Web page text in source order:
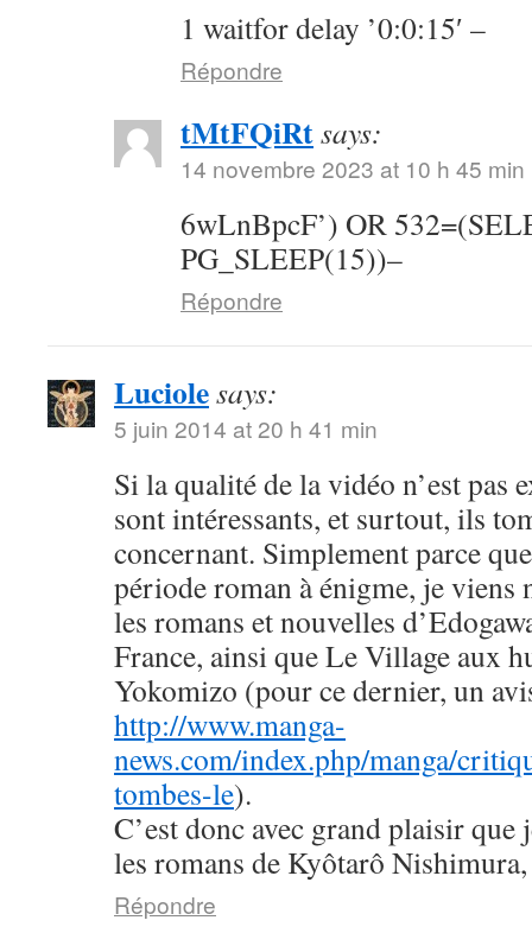
1 waitfor delay ’0:0:15′ –
Répondre
tMtFQiRtsays:
14 novembre 2023 at 10 h 45 min
6wLnBpcF’) OR
PG_SLEEP(15))–
Répondre
Luciolesays:
5 juin 2014 at 20 h 41 min
Si la qualité de la vidéo n’est pas
sont intéressants, et surtout, ils
concernant. Simplement parce
période roman à énigme, je viens
les romans et nouvelles
France, ainsi que Le Village aux
Yokomizo (pour ce dernier, un
http://www.manga-
news.com/index.php/manga/
tombes-le).
C’est donc avec grand plaisir que
les romans de Kyôtarô
Répondre